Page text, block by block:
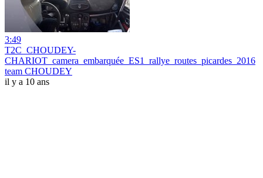
3:49
T2C_CHOUDEY-
CHARIOT_camera_embarquée_ES1_rallye_routes_picardes_2016
team CHOUDEY
il y a 10 ans